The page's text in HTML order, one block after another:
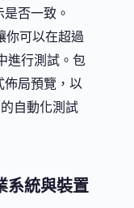
否一致。
你可以在超過
進行測試。包
佈局預覽，以
的自動化測試
系統與裝置